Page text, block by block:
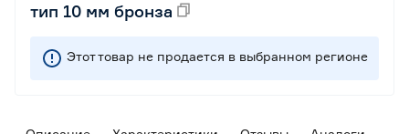
тип 10 мм бронза
Этот товар не продается в выбранном регионе